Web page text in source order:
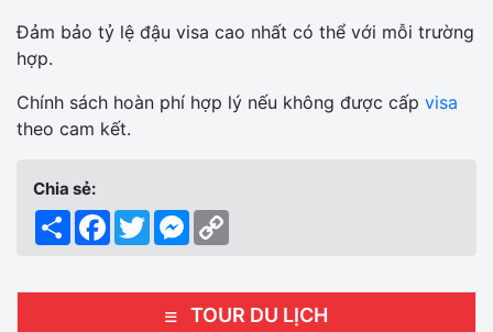
Đảm bảo tỷ lệ đậu visa cao nhất có thể với mỗi trường
hợp.
Chính sách hoàn phí hợp lý nếu không được cấp visa
theo cam kết.
Chia sẻ:
ShareFacebook
TwitterMessenger
TOUR DU LỊCH